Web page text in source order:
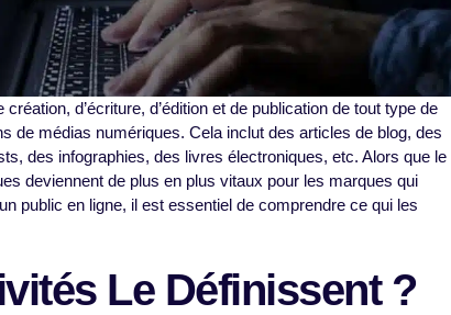
d’écriture, d’édition et de publication de tout type de
de médias numériques. Cela inclut des articles de blog, des
des infographies, des livres électroniques, etc. Alors que le
deviennent de plus en plus vitaux pour les marques qui
public en ligne, il est essentiel de comprendre ce qui les
Le Définissent ?